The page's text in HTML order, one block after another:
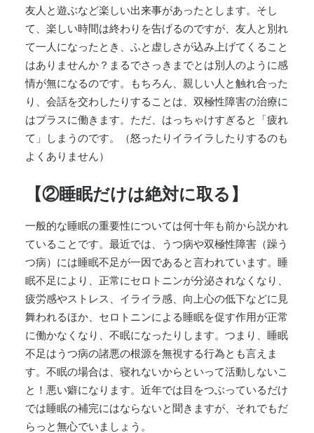
友人と遊ぶなど楽しい出来事があったとします。そし
て、楽しい時間は終わりを告げるのですが、友人と別れ
て一人になったとき、ふと虚しさが込み上げてくること
はありませんか？まるでさっきまでとは別人のように感
情が無になるのです。もちろん、親しい人と触れ合った
り、会話を交わしたりすることは、双極性障害の治療に
はプラスに働きます。ただ、はっちゃけすぎると「疲れ
て」しまうのです。（怒ったりイライラしたりするのも
よくありません）
【②睡眠だけは絶対に取る】
一般的な睡眠の重要性については何十年も前から説かれ
ていることです。最近では、うつ病や双極性障害（躁う
つ病）には睡眠不足が一因であると言われています。睡
眠不足により、正常にセロトニンが分泌されなくなり、
疲労感やストレス、イライラ感、向上心の低下などに見
舞われるほか、セロトニンによる睡眠を促す作用が正常
に働かなくなり、不眠になったりします。つまり、睡眠
不足はうつ病の諸悪の根源を無視する行為とも言えま
す。不眠の場合は、寝れないからといって活動しないこ
と！悪い癖になります。近年では目をつぶっているだけ
では睡眠の補完にはならないと聞きますが、それでもだ
らっと無心でいましょう。